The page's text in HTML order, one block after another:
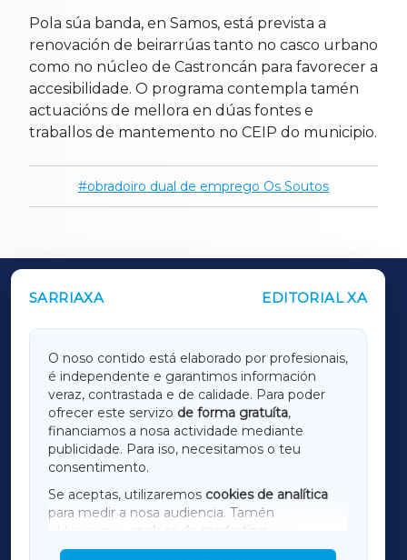
Pola súa banda, en Samos, está prevista a
renovación de beirarrúas tanto no casco urbano
como no núcleo de Castroncán para favorecer a
accesibilidade. O programa contempla tamén
actuacións de mellora en dúas fontes e
traballos de mantemento no CEIP do municipio.
obradoiro dual de emprego Os Soutos
SARRIAXA EDITORIAL XA
O noso contido está elaborado por profesionais,
é independente e garantimos información
veraz, contrastada e de calidade. Para poder
ofrecer este servizo de forma gratuíta,
financiamos a nosa actividade mediante
publicidade. Para iso, necesitamos o teu
consentimento.
Se aceptas, utilizaremos cookies de analítica
para medir a nosa audiencia. Tamén
utilizaremos
cookies de marketing
mostrar publicidade de terceiros.
OUTROS PERIÓDICOS
LUGOXA
TERRACHAXA
AMARIÑAXA